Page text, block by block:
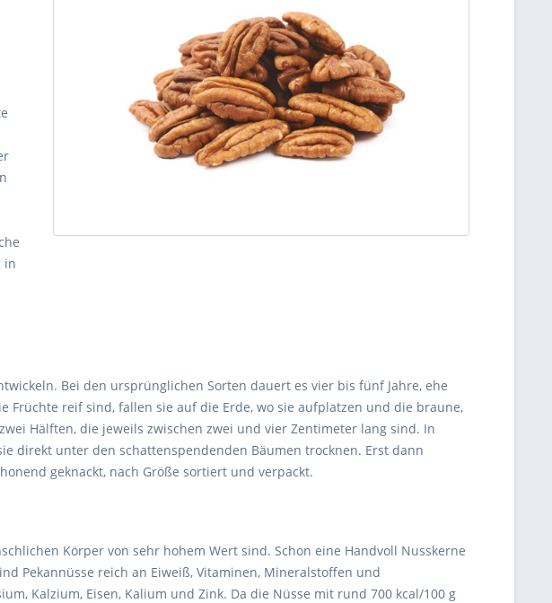
in
Bei den ursprünglichen Sorten dauert es vier bis fünf Jahre, ehe
Früchte reif sind, fallen sie auf die Erde, wo sie aufplatzen und die braune,
Hälften, die jeweils zwischen zwei und vier Zentimeter lang sind. In
direkt unter den schattenspendenden Bäumen trocknen. Erst dann
geknackt, nach Größe sortiert und verpackt.
Körper von sehr hohem Wert sind. Schon eine Handvoll Nusskerne
Pekannüsse reich an Eiweiß, Vitaminen, Mineralstoffen und
Kalzium, Eisen, Kalium und Zink. Da die Nüsse mit rund 700 kcal/100 g